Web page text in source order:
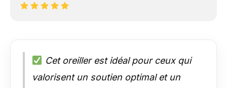
Cet oreiller est idéal pour ceux qui
valorisent un soutien optimal et un